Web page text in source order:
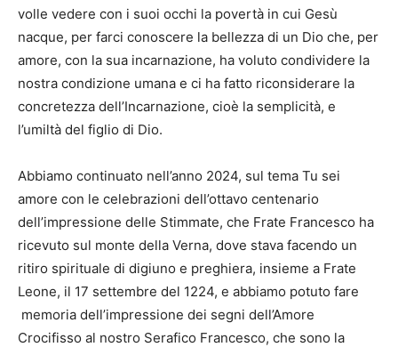
volle vedere con i suoi occhi la povertà in cui Gesù
nacque, per farci conoscere la bellezza di un Dio che, per
amore, con la sua incarnazione, ha voluto condividere la
nostra condizione umana e ci ha fatto riconsiderare la
concretezza dell’Incarnazione, cioè la semplicità, e
l’umiltà del figlio di Dio.
Abbiamo continuato nell’anno 2024, sul tema Tu sei
amore con le celebrazioni dell’ottavo centenario
dell’impressione delle Stimmate, che Frate Francesco ha
ricevuto sul monte della Verna, dove stava facendo un
ritiro spirituale di digiuno e preghiera, insieme a Frate
Leone, il 17 settembre del 1224, e abbiamo potuto fare
memoria dell’impressione dei segni dell’Amore
Crocifisso al nostro Serafico Francesco, che sono la